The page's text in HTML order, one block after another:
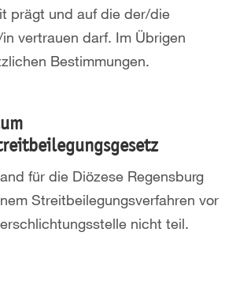
prägt und auf die der/die
vertrauen darf. Im Übrigen
Bestimmungen.
für die Diözese Regensburg
Streitbeilegungsverfahren vor
nicht teil.